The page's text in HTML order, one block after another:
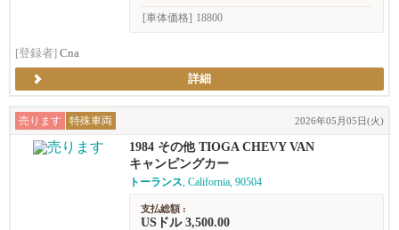
[車体価格] 18800
[登録者] Cna
詳細
売ります 特殊車両 2026年05月05日(火)
1984 その他 TIOGA CHEVY VAN
キャンピングカー
トーランス, California, 90504
支払総額 :
USドル 3,500.00